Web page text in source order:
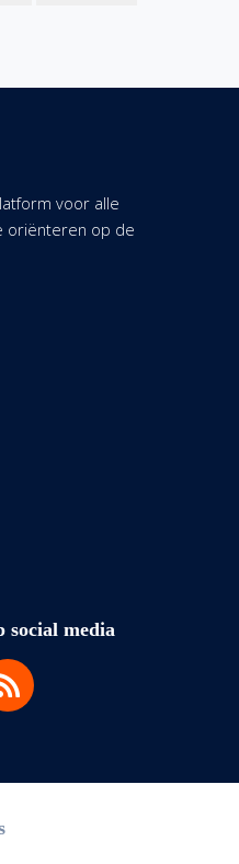
voor alle
oriënteren op de
social media